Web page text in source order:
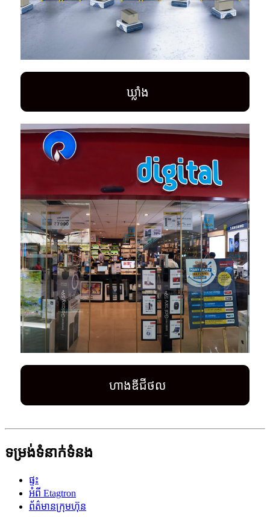
ឃ្លាំង
ហាងឌីជីថល
ទម្រង់ទំនាក់ទំនង
ផ្ទះ
អំពី Etagtron
ព័ត៌មានក្រុមហ៊ុន